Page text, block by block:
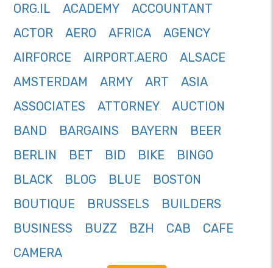
ORG.IL
ACADEMY
ACCOUNTANT
ACTOR
AERO AFRICA
AGENCY
AIRFORCE
AIRPORT.AERO
ALSACE
AMSTERDAM
ARMY ART
ASIA
ASSOCIATES
ATTORNEY
AUCTION
BAND
BARGAINS BAYERN
BEER
BERLIN
BET BID BIKE
BINGO
BLACK
BLOG BLUE
BOSTON
BOUTIQUE
BRUSSELS
BUILDERS
BUSINESS
BUZZ BZH CAB
CAFE
CAMERA